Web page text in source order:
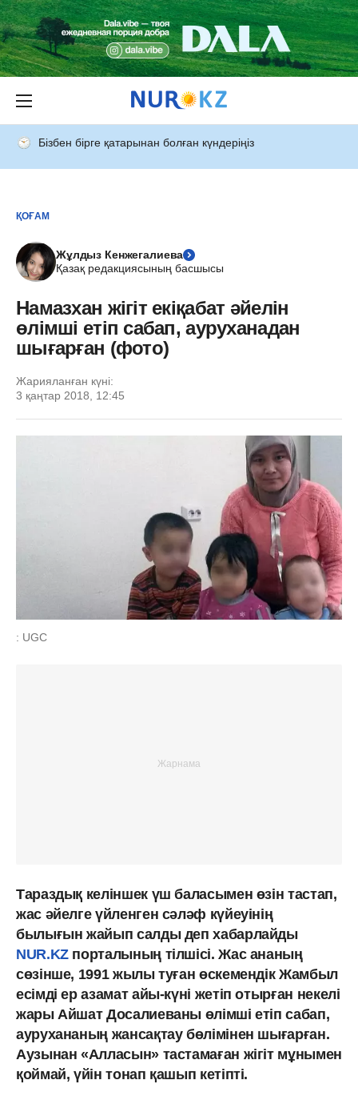
Бізбен бірге қатарынан болған күндеріңіз
ҚОҒАМ
Жұлдыз Кенжегалиева
Қазақ редакциясының басшысы
Намазхан жігіт екіқабат әйелін
өлімші етіп сабап, ауруханадан
шығарған (фото)
Жарияланған күні:
3 қаңтар 2018, 12:45
: UGC
Тараздық келіншек үш баласымен өзін тастап,
жас әйелге үйленген сәләф күйеуінің
былығын жайып салды деп хабарлайды
NUR.KZ порталының тілшісі. Жас ананың
сөзінше, 1991 жылы туған өскемендік Жамбыл
есімді ер азамат айы-күні жетіп отырған некелі
жары Айшат Досалиеваны өлімші етіп сабап,
аурухананың жансақтау бөлімінен шығарған.
Аузынан «Алласын» тастамаған жігіт мұнымен
қоймай, үйін тонап қашып кетіпті.